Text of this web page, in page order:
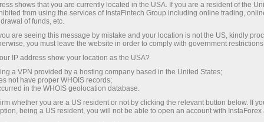
brand on the market of Forex services, and it
the range of our products and services for
to legal protection. The following trademarks are the
shows that you are currently located in the USA. If you are a resident of the
from using the services of InstaFintech Group including online trading,
of funds, etc.
are seeing this message by mistake and your location is not the US, kindly
you must leave the website in order to comply with government
IP address show your location as the USA?
a VPN provided by a hosting company based in the United States;
not have proper WHOIS records;
in the WHOIS geolocation database.
whether you are a US resident or not by clicking the relevant button below. If
being a US resident, you will not be able to open an account with InstaForex